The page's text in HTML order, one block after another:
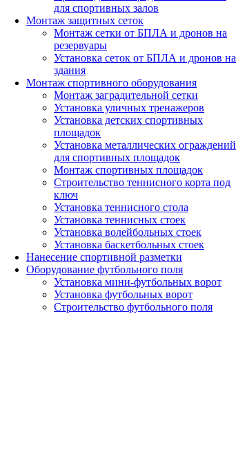
для спортивных залов
Монтаж защитных сеток
Монтаж сетки от БПЛА и дронов на
резервуары
Установка сеток от БПЛА и дронов на
здания
Монтаж спортивного оборудования
Монтаж заградительной сетки
Установка уличных тренажеров
Установка детских спортивных
площадок
Установка металлических ограждений
для спортивных площадок
Монтаж спортивных площадок
Строительство теннисного корта под
ключ
Установка теннисного стола
Установка теннисных стоек
Установка волейбольных стоек
Установка баскетбольных стоек
Нанесение спортивной разметки
Оборудование футбольного поля
Установка мини-футбольных ворот
Установка футбольных ворот
Строительство футбольного поля